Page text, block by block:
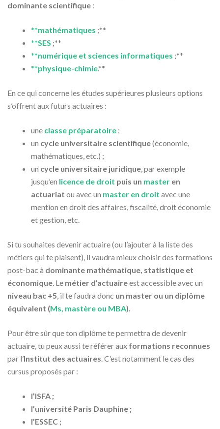
dominante scientifique :
**mathématiques ;**
**SES ;**
**numérique et sciences informatiques ;**
**physique-chimie.**
En ce qui concerne les études supérieures plusieurs options
s’offrent aux futurs actuaires :
une classe préparatoire ;
un cycle universitaire scientifique(économie,
mathématiques, etc.) ;
un cycle universitaire juridique, par exemple
jusqu’en licence de droit puis un master en
actuariat ou avec un master en droit avec une
mention en droit des affaires, fiscalité, droit économie
et gestion, etc.
Si tu souhaites devenir actuaire (ou l’ajouter à la liste des
métiers qui te plaisent), il vaudra mieux choisir des formations
post-bac à dominante mathématique, statistique et
économique. Le métier d’actuaireest accessible avec un
niveau bac +5, il te faudra donc un master ou un diplôme
équivalent (Ms, mastère ou MBA).
Pour être sûr que ton diplôme te permettra de devenir
actuaire, tu peux aussi te référer aux formations reconnues
par l’Institut des actuaires. C’est notamment le cas des
cursus proposés par :
l’ISFA ;
l’université Paris Dauphine ;
l’ESSEC ;